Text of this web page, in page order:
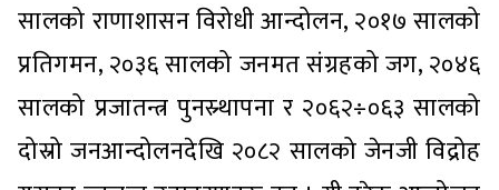
सालको राणाशासन विरोधी आन्दोलन, २०१७ सालको
प्रतिगमन, २०३६ सालको जनमत संग्रहको जग, २०४६
सालको प्रजातन्त्र पुनस्र्थापना र २०६२÷०६३ सालको
दोस्रो जनआन्दोलनदेखि २०८२ सालको जेनजी विद्रोह